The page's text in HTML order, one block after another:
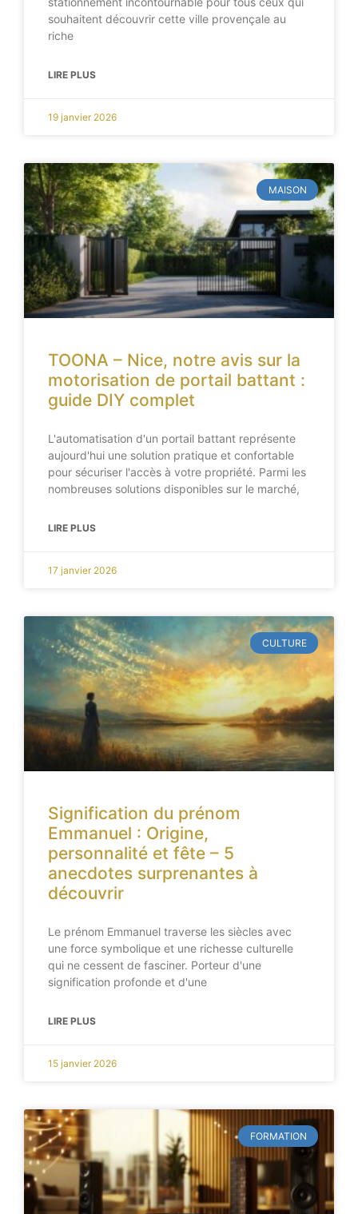
souhaitent découvrir cette ville provençale au
riche
LIRE PLUS
19 janvier 2026
MAISON
TOONA – Nice, notre avis sur la
motorisation de portail battant :
guide DIY complet
L'automatisation d'un portail battant représente
aujourd'hui une solution pratique et confortable
pour sécuriser l'accès à votre propriété. Parmi les
nombreuses solutions disponibles sur le marché,
LIRE PLUS
17 janvier 2026
CULTURE
Signification du prénom
Emmanuel : Origine,
personnalité et fête – 5
anecdotes surprenantes à
découvrir
Le prénom Emmanuel traverse les siècles avec
une force symbolique et une richesse culturelle
qui ne cessent de fasciner. Porteur d'une
signification profonde et d'une
LIRE PLUS
15 janvier 2026
FORMATION